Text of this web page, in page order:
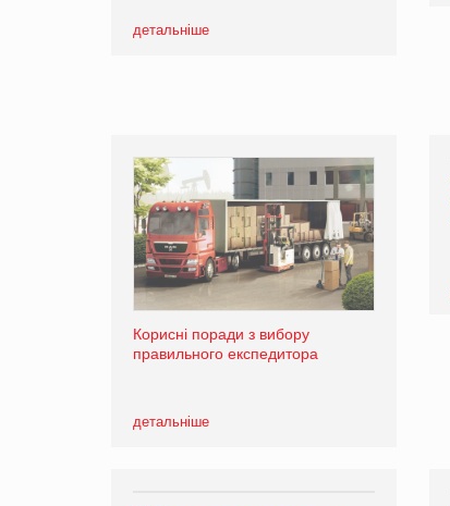
детальніше
Корисні поради з вибору
правильного експедитора
детальніше